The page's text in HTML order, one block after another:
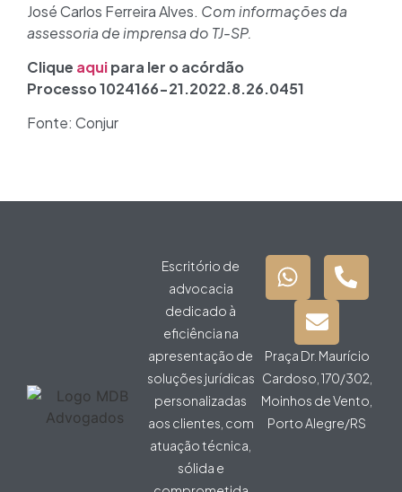
José Carlos Ferreira Alves. Com informações da
assessoria de imprensa do TJ-SP.
Clique aquipara ler o acórdão
Processo 1024166-21.2022.8.26.0451
Fonte: Conjur
Escritório de
advocacia
dedicado à
eficiência na
apresentação de
soluções jurídicas
personalizadas
aos clientes, com
atuação técnica,
sólida e
Praça Dr. Maurício
Cardoso, 170/302,
Moinhos de Vento,
Porto Alegre/RS